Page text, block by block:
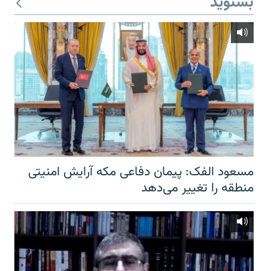
مسعود الفک: پیمان دفاعی مکه آرایش امنیتی
منطقه را تغییر می‌دهد